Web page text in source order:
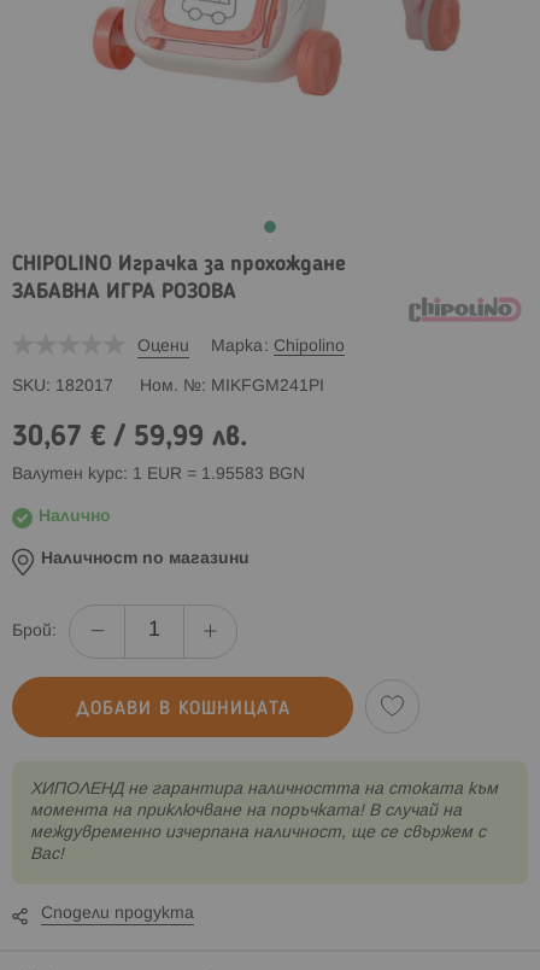
CHIPOLINO Играчка за прохождане
ЗАБАВНА ИГРА РОЗОВА
Оцени Марка Chipolino
SKU 182017 Ном. № MIKFGM241PI
30,67 € / 59,99 лв.
Валутен курс: 1 EUR = 1.95583 BGN
Налично
Наличност по магазини
Брой:
ДОБАВИ В КОШНИЦАТА
XИПОЛЕНД не гарантира наличността на стоката към
момента на приключване на поръчката! В случай на
междувременно изчерпана наличност, ще се свържем с
Вас!
Сподели продукта